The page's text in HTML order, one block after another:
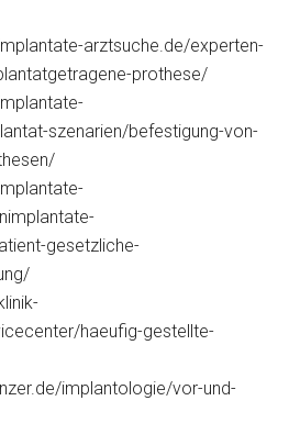
arztsuche.de/experten-
prothese/
szenarien/befestigung-von-
gesetzliche-
haeufig-gestellte-
implantologie/vor-und-